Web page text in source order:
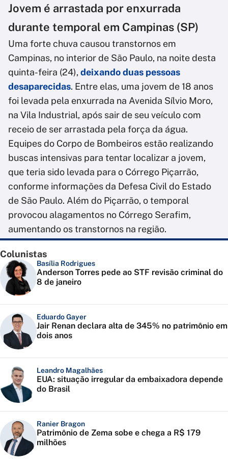
Jovem é arrastada por enxurrada
durante temporal em Campinas (SP)
Uma forte chuva causou transtornos em
Campinas, no interior de São Paulo, na noite desta
quinta-feira (24), deixando duas pessoas
desaparecidas. Entre elas, uma jovem de 18 anos
foi levada pela enxurrada na Avenida Sílvio Moro,
na Vila Industrial, após sair de seu veículo com
receio de ser arrastada pela força da água.
Equipes do Corpo de Bombeiros estão realizando
buscas intensivas para tentar localizar a jovem,
que teria sido levada para o Córrego Piçarrão,
conforme informações da Defesa Civil do Estado
de São Paulo. Além do Piçarrão, o temporal
provocou alagamentos no Córrego Serafim,
aumentando os transtornos na região.
Colunistas
Basília Rodrigues
Anderson Torres pede ao STF revisão criminal do
8 de janeiro
Eduardo Gayer
Jair Renan declara alta de 345% no patrimônio em
dois anos
Leandro Magalhães
EUA: situação irregular da embaixadora depende
do Brasil
Ranier Bragon
Patrimônio de Zema sobe e chega a R$ 179
milhões